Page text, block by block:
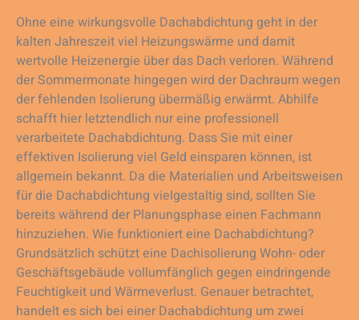
Ohne eine wirkungsvolle Dachabdichtung geht in der
kalten Jahreszeit viel Heizungswärme und damit
wertvolle Heizenergie über das Dach verloren. Während
der Sommermonate hingegen wird der Dachraum wegen
der fehlenden Isolierung übermäßig erwärmt. Abhilfe
schafft hier letztendlich nur eine professionell
verarbeitete Dachabdichtung. Dass Sie mit einer
effektiven Isolierung viel Geld einsparen können, ist
allgemein bekannt. Da die Materialien und Arbeitsweisen
für die Dachabdichtung vielgestaltig sind, sollten Sie
bereits während der Planungsphase einen Fachmann
hinzuziehen. Wie funktioniert eine Dachabdichtung?
Grundsätzlich schützt eine Dachisolierung Wohn- oder
Geschäftsgebäude vollumfänglich gegen eindringende
Feuchtigkeit und Wärmeverlust. Genauer betrachtet,
handelt es sich bei einer Dachabdichtung um zwei